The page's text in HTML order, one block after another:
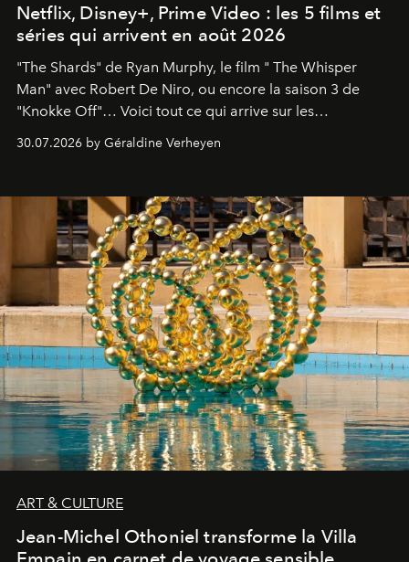
Netflix, Disney+, Prime Video : les 5 films et
séries qui arrivent en août 2026
"The Shards" de Ryan Murphy, le film " The Whisper
Man" avec Robert De Niro, ou encore la saison 3 de
"Knokke Off"… Voici tout ce qui arrive sur les
30.07.2026 by Géraldine Verheyen
ART & CULTURE
Jean-Michel Othoniel transforme la Villa